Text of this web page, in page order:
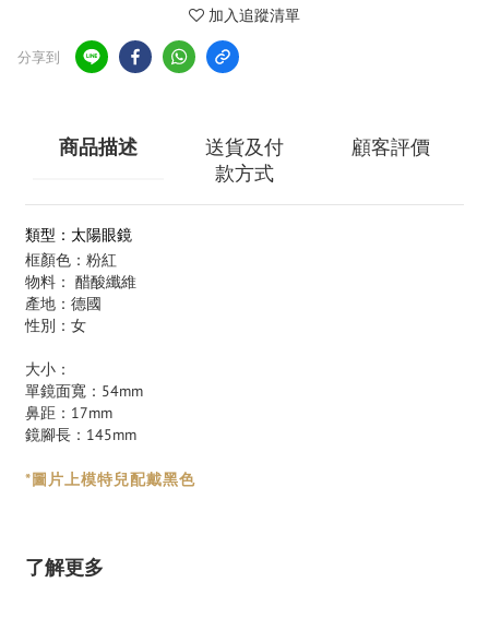
加入追蹤清單
分享到
商品描述
送貨及付
款方式
顧客評價
類型：太陽眼鏡
框顏色：粉紅
物料： 醋酸纖維
產地：德國
性別：女
大小：
單鏡面寬：54mm
鼻距：17mm
鏡腳長：145mm
*圖片上模特兒配戴黑色
了解更多